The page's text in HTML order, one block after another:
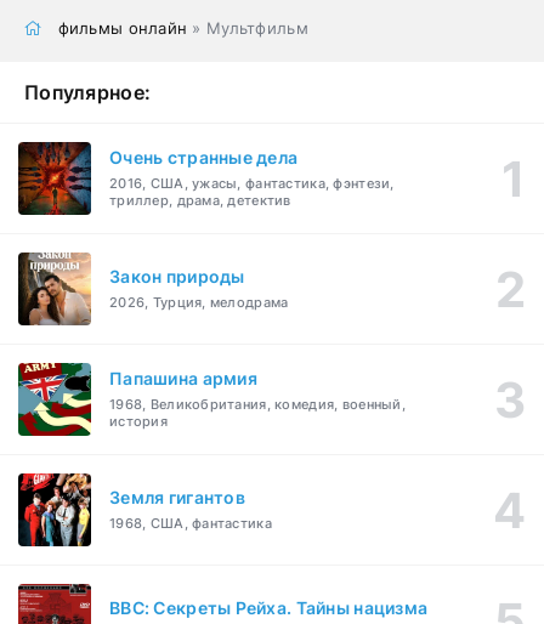
фильмы онлайн » Мультфильм
Популярное:
Очень странные дела
2016, США, ужасы, фантастика, фэнтези,
триллер, драма, детектив
Закон природы
2026, Турция, мелодрама
Папашина армия
1968, Великобритания, комедия, военный,
история
Земля гигантов
1968, США, фантастика
BBC: Секреты Рейха. Тайны нацизма